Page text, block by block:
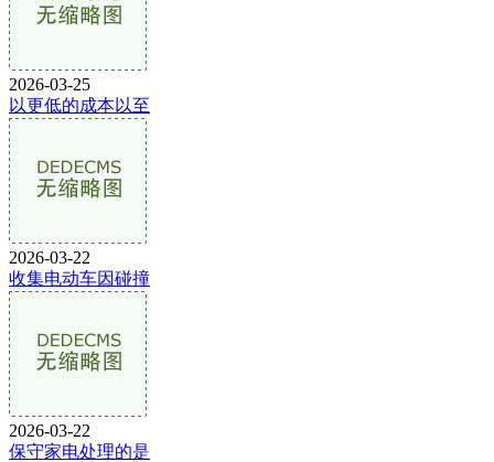
2026-03-25
以更低的成本以至
2026-03-22
收集电动车因碰撞
2026-03-22
保守家电处理的是